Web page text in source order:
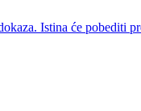
Istina će pobediti